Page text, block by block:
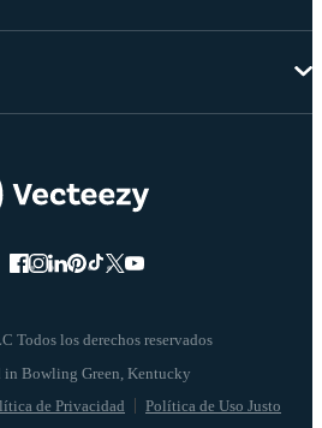
Todos los derechos reservados
de Privacidad Política de Uso Justo